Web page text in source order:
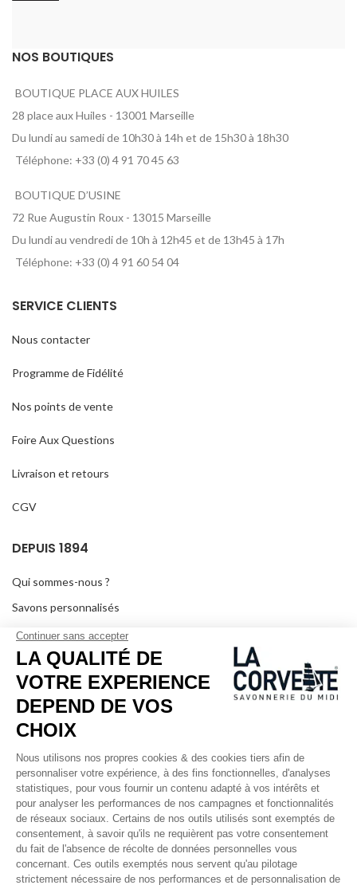
NOS BOUTIQUES
BOUTIQUE PLACE AUX HUILES
28 place aux Huiles - 13001 Marseille
Du lundi au samedi de 10h30 à 14h et de 15h30 à 18h30
Téléphone: +33 (0) 4 91 70 45 63
BOUTIQUE D’USINE
72 Rue Augustin Roux - 13015 Marseille
Du lundi au vendredi de 10h à 12h45 et de 13h45 à 17h
Téléphone: +33 (0) 4 91 60 54 04
SERVICE CLIENTS
Nous contacter
Programme de Fidélité
Nos points de vente
Foire Aux Questions
Livraison et retours
CGV
DEPUIS 1894
Qui sommes-nous ?
Savons personnalisés
Visiter le musée
Devenir revendeur
Dans les médias
Salle de séminaire
Mentions légales
RÉSEAUX SOCIAUX
Facebook
Instagram
Pinterest